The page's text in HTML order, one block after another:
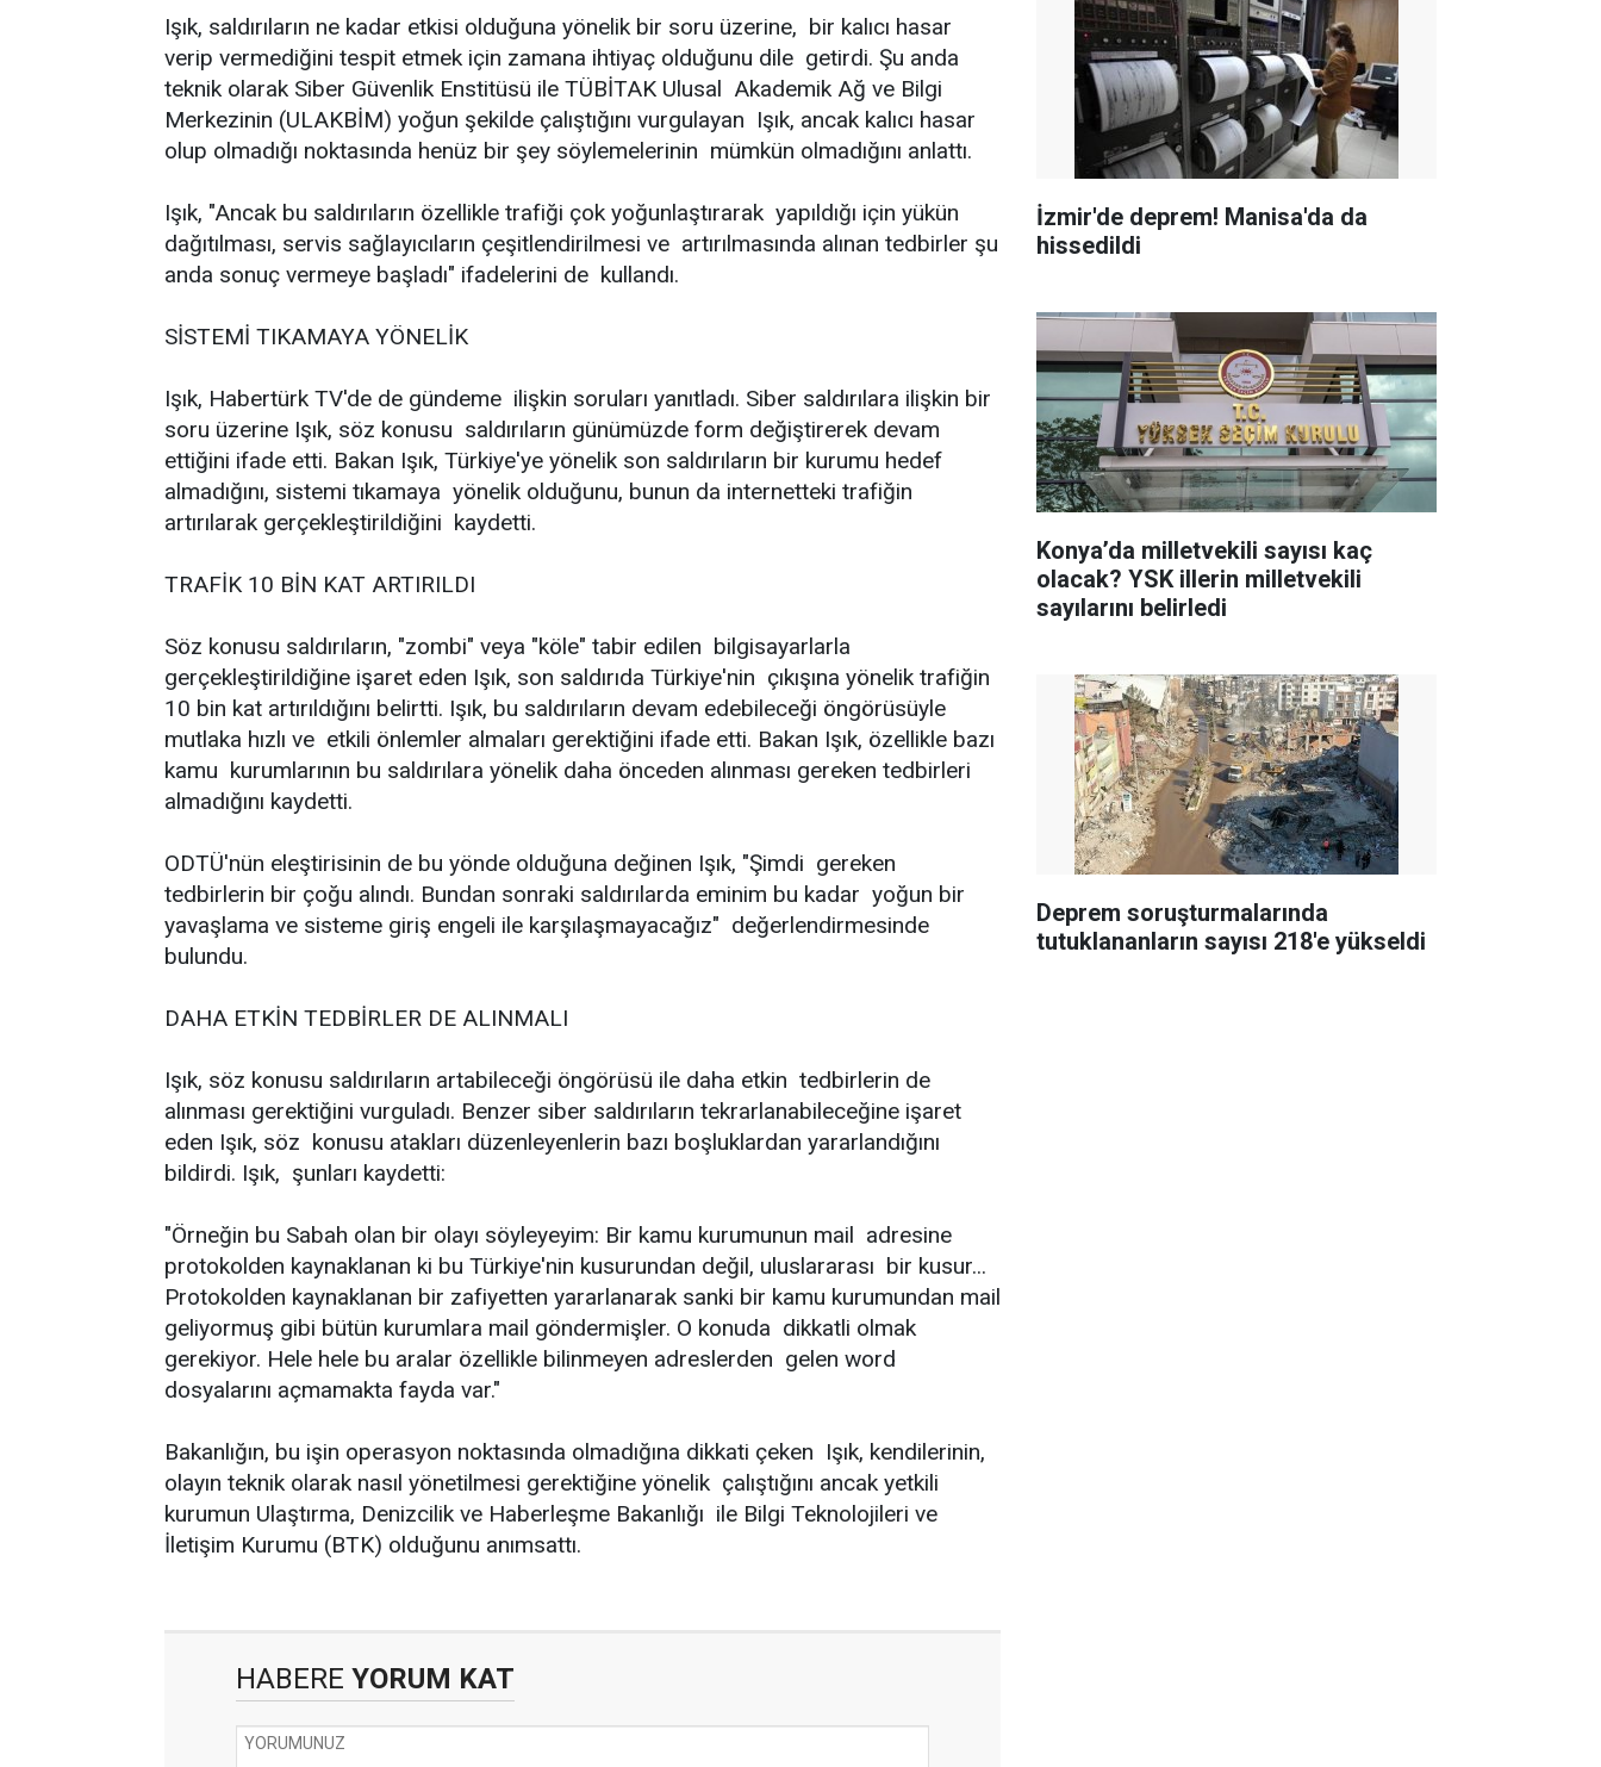
Işık, saldırıların ne kadar etkisi olduğuna yönelik bir soru üzerine, bir kalıcı hasar
verip vermediğini tespit etmek için zamana ihtiyaç olduğunu dile getirdi. Şu anda
teknik olarak Siber Güvenlik Enstitüsü ile TÜBİTAK Ulusal Akademik Ağ ve Bilgi
Merkezinin (ULAKBİM) yoğun şekilde çalıştığını vurgulayan Işık, ancak kalıcı hasar
olup olmadığı noktasında henüz bir şey söylemelerinin mümkün olmadığını anlattı.
Işık, "Ancak bu saldırıların özellikle trafiği çok yoğunlaştırarak yapıldığı için yükün
dağıtılması, servis sağlayıcıların çeşitlendirilmesi ve artırılmasında alınan tedbirler şu
anda sonuç vermeye başladı" ifadelerini de kullandı.
SİSTEMİ TIKAMAYA YÖNELİK
Işık, Habertürk TV'de de gündeme ilişkin soruları yanıtladı. Siber saldırılara ilişkin bir
soru üzerine Işık, söz konusu saldırıların günümüzde form değiştirerek devam
ettiğini ifade etti. Bakan Işık, Türkiye'ye yönelik son saldırıların bir kurumu hedef
almadığını, sistemi tıkamaya yönelik olduğunu, bunun da internetteki trafiğin
artırılarak gerçekleştirildiğini kaydetti.
TRAFİK 10 BİN KAT ARTIRILDI
Söz konusu saldırıların, "zombi" veya "köle" tabir edilen bilgisayarlarla
gerçekleştirildiğine işaret eden Işık, son saldırıda Türkiye'nin çıkışına yönelik trafiğin
10 bin kat artırıldığını belirtti. Işık, bu saldırıların devam edebileceği öngörüsüyle
mutlaka hızlı ve etkili önlemler almaları gerektiğini ifade etti. Bakan Işık, özellikle bazı
kamu kurumlarının bu saldırılara yönelik daha önceden alınması gereken tedbirleri
almadığını kaydetti.
ODTÜ'nün eleştirisinin de bu yönde olduğuna değinen Işık, "Şimdi gereken
tedbirlerin bir çoğu alındı. Bundan sonraki saldırılarda eminim bu kadar yoğun bir
yavaşlama ve sisteme giriş engeli ile karşılaşmayacağız" değerlendirmesinde
bulundu.
DAHA ETKİN TEDBİRLER DE ALINMALI
Işık, söz konusu saldırıların artabileceği öngörüsü ile daha etkin tedbirlerin de
alınması gerektiğini vurguladı. Benzer siber saldırıların tekrarlanabileceğine işaret
eden Işık, söz konusu atakları düzenleyenlerin bazı boşluklardan yararlandığını
bildirdi. Işık, şunları kaydetti:
"Örneğin bu Sabah olan bir olayı söyleyeyim: Bir kamu kurumunun mail adresine
protokolden kaynaklanan ki bu Türkiye'nin kusurundan değil, uluslararası bir kusur...
Protokolden kaynaklanan bir zafiyetten yararlanarak sanki bir kamu kurumundan mail
geliyormuş gibi bütün kurumlara mail göndermişler. O konuda dikkatli olmak
gerekiyor. Hele hele bu aralar özellikle bilinmeyen adreslerden gelen word
dosyalarını açmamakta fayda var."
Bakanlığın, bu işin operasyon noktasında olmadığına dikkati çeken Işık, kendilerinin,
olayın teknik olarak nasıl yönetilmesi gerektiğine yönelik çalıştığını ancak yetkili
kurumun Ulaştırma, Denizcilik ve Haberleşme Bakanlığı ile Bilgi Teknolojileri ve
İletişim Kurumu (BTK) olduğunu anımsattı.
HABERE YORUM KAT
İzmir'de deprem! Manisa'da da
hissedildi
Konya’da milletvekili sayısı kaç
olacak? YSK illerin milletvekili
sayılarını belirledi
Deprem soruşturmalarında
tutuklananların sayısı 218'e yükseldi